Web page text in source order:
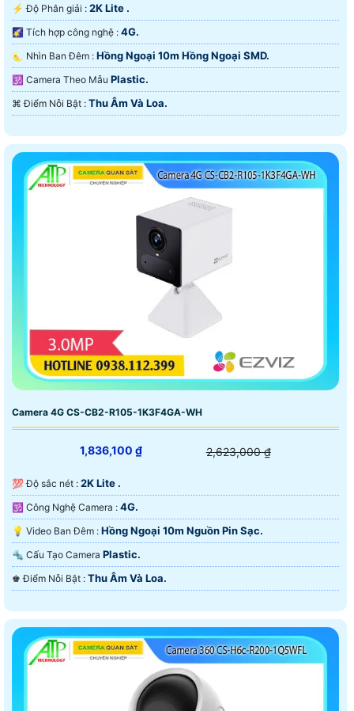
️⚡ Độ Phân giải : 2K Lite .
🌠 Tích hợp công nghệ : 4G.
🌜 Nhìn Ban Đêm : Hồng Ngoại 10m Hồng Ngoại SMD.
🕉️ Camera Theo Mẫu Plastic.
️⌘ Điểm Nỗi Bật : Thu Âm Và Loa.
Camera 4G CS-CB2-R105-1K3F4GA-WH
1,836,100 ₫ 2,623,000 ₫
💯 Độ sắc nét : 2K Lite .
🕉️ Công Nghệ Camera : 4G.
💡 Video Ban Đêm : Hồng Ngoại 10m Nguồn Pin Sạc.
🔩 Cấu Tạo Camera Plastic.
️♚ Điểm Nỗi Bật : Thu Âm Và Loa.